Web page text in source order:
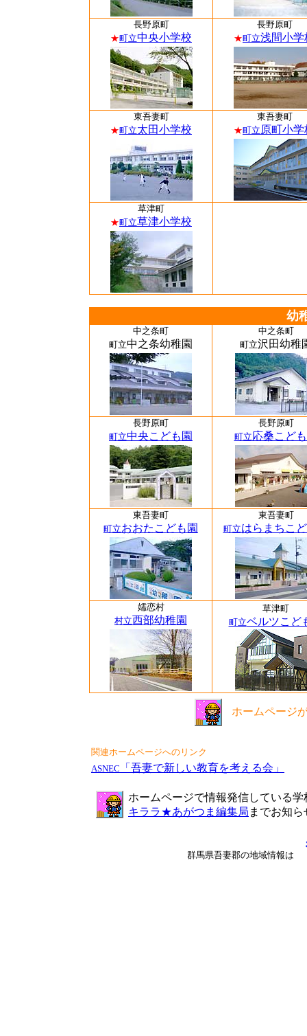
長野原町
★町立中央小学校
長野原町
★町立浅間小学
東吾妻町
★町立太田小学校
東吾妻町
★町立 原町小学
草津町
★町立草津小学校
幼
中之条町
町立中之条幼稚園
中之条町
町立沢田幼稚
長野原町
町立中央こども園
長野原町
町立応桑こど
東吾妻町
町立おおたこども園
東吾妻町
町立はらまちこ
嬬恋村
村立西部幼稚園
草津町
町立ベルツこど
ホームページ
関連ホームページへのリンク
ASNEC
「吾妻で新しい教育を考える会」
ホームページで情報発信している
キララ★あがつま編集局 までお知
群馬県吾妻郡の地域情報は